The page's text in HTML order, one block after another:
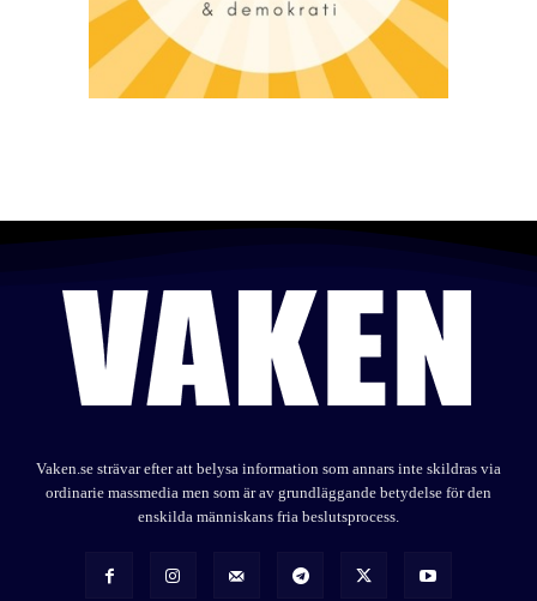
Vaken.se strävar efter att belysa information som annars inte skildras via
ordinarie massmedia men som är av grundläggande betydelse för den
enskilda människans fria beslutsprocess.